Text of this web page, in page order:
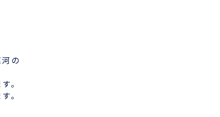
の
。
。